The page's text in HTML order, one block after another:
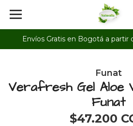
Envíos Gratis en Bogotá a partir
Funat
Verafresh Gel Aloe
Funat
$47.200